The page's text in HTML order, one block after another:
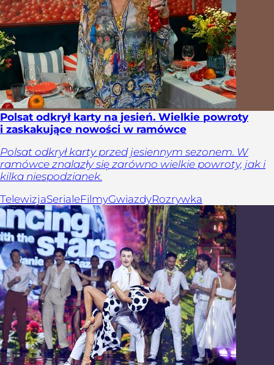
Polsat odkrył karty na jesień. Wielkie powroty
i zaskakujące nowości w ramówce
Polsat odkrył karty przed jesiennym sezonem. W
ramówce znalazły się zarówno wielkie powroty, jak i
kilka niespodzianek.
TelewizjaSerialeFilmyGwiazdyRozrywka